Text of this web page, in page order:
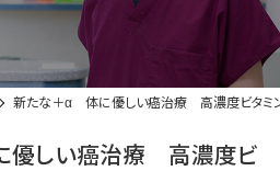
新たな＋α 体に優しい癌治療 高濃度ビタミ
しい癌治療 高濃度ビ